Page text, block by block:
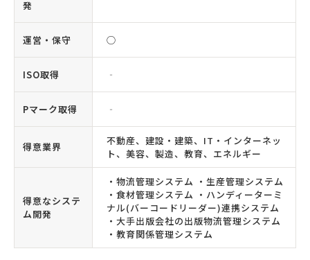
発
運営・保守 ◯
ISO取得 ‐
Pマーク取得 ‐
得意業界
不動産、建設・建築、IT・インターネッ
ト、美容、製造、教育、エネルギー
得意なシステ
ム開発
・物流管理システム ・生産管理システム
・食材管理システム ・ハンディーターミ
ナル(バーコードリーダー)連携システム
・大手出版会社の出版物流管理システム
・教育関係管理システム